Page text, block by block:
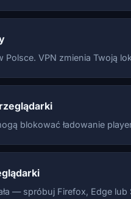
Polsce. VPN zmienia Twoją
blokować ładowanie
— spróbuj Firefox, Edge lub